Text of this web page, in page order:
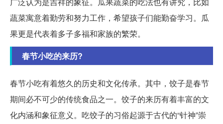
蔬菜寓意着勤劳和努力工作，希望孩子们能勤奋学习。瓜
果更是代表着多子多福和家族的繁荣。
春节小吃的来历?
春节小吃有着悠久的历史和文化传承。其中，饺子是春节
期间必不可少的传统食品之一。饺子的来历有着丰富的文
化内涵和象征意义。吃饺子的习俗起源于古代的“针神”崇